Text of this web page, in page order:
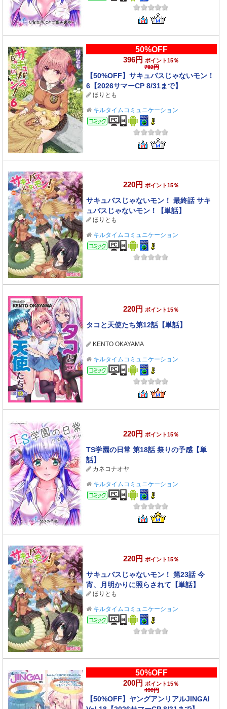
50%OFF
396円 ポイント15％
792円
【50%OFF】サキュバスじゃないモン！
6【2026サマーCP 8/31まで】
ほりとも
キルタイムコミュニケーション
コミック
220円 ポイント15％
サキュバスじゃないモン！ 最終話 サキ
ュバスじゃないモン！【単話】
ほりとも
キルタイムコミュニケーション
コミック
220円 ポイント15％
タコと天使たち第12話【単話】
KENTO OKAYAMA
キルタイムコミュニケーション
コミック
220円 ポイント15％
TS学園の日常 第18話 祭りの予感【単
話】
カネコナオヤ
キルタイムコミュニケーション
コミック
220円 ポイント15％
サキュバスじゃないモン！ 第23話 今
宵、月明かりに照らされて【単話】
ほりとも
キルタイムコミュニケーション
コミック
50%OFF
200円 ポイント15％
400円
【50%OFF】ヤングアンリアルJINGAI